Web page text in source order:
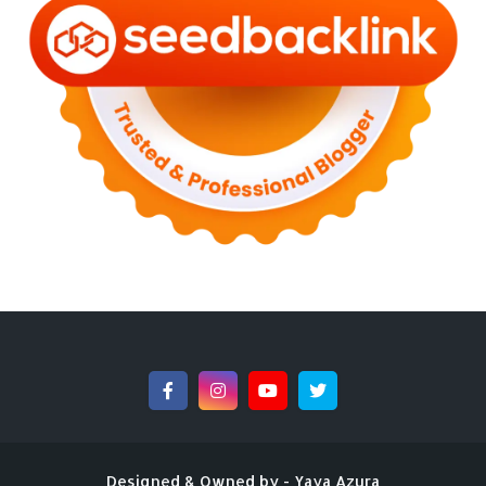
►
May 2023 (2)
►
April 2023 (3)
►March 2023
February 2023
January 2023
(13)
2022
December 2022(6)
September 2022(4)
August 2022(11)
►March 2022(2)
December 2021(9)
September 2021(4)
Designed & Owned by - Yaya Azura